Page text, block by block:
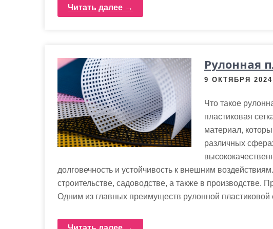
Читать далее →
Рулонная
9 ОКТЯБРЯ 2024
Что такое
пластиковая
материал,
различных
долговечность и устойчивость к внешним
строительстве, садоводстве, а также в производстве.
Одним из главных преимуществ рулонной пластиковой